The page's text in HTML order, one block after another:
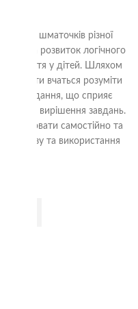
шматочків різної
на розвиток логічного
у дітей. Шляхом
діти вчаться розуміти
складання, що сприяє
вирішення завдань.
працювати самостійно та
аналізу та використання